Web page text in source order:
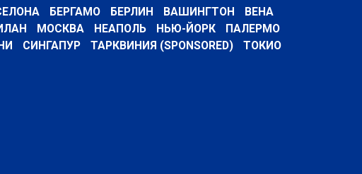
БЕРГАМО БЕРЛИН ВАШИНГТОН
ВЕНА
МОСКВА НЕАПОЛЬ НЬЮ-ЙОРК
ПАЛЕРМО
СИНГАПУР ТАРКВИНИЯ (SPONSORED)
ТОКИО